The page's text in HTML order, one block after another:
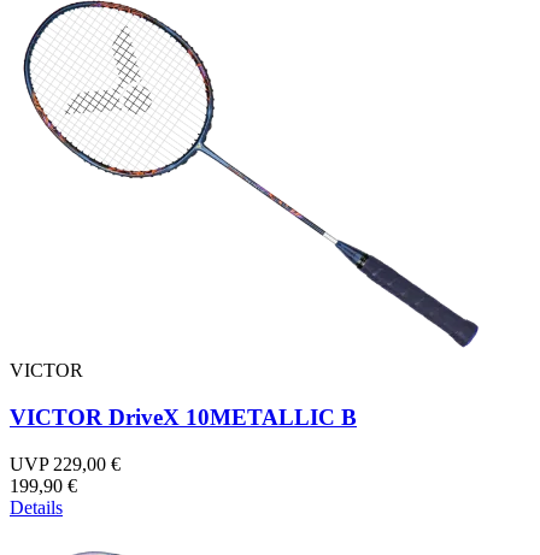
VICTOR
VICTOR DriveX 10METALLIC B
UVP 229,00 €
199,90 €
Details